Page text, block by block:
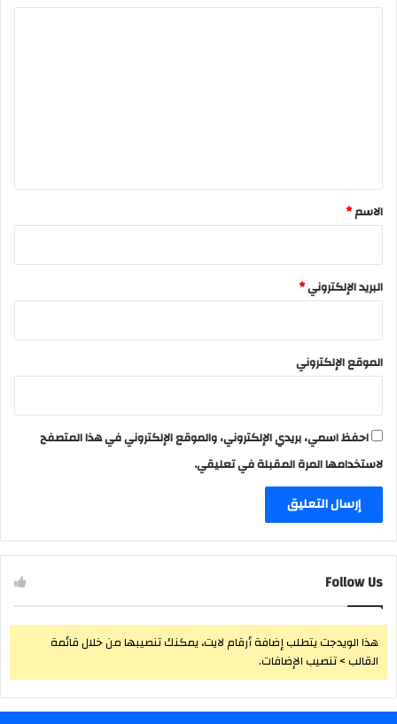
*
الاسم*
البريد الإلكتروني*
الموقع الإلكتروني
احفظ اسمي، بريدي الإلكتروني، والموقع الإلكتروني في هذا المتصفح
لاستخدامها المرة المقبلة في تعليقي.
Follow Us
هذا الويدجت يتطلب إضافة أرقام لايت، يمكنك تنصيبها من خلال قائمة
القالب > تنصيب الإضافات.